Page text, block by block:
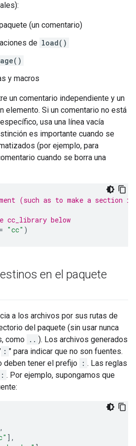
(un comentario)
de load()
y macros
un comentario independiente y un
elemento. Si un comentario no está
usa una línea vacía
es importante cuando se
(por ejemplo, para
cuando se borra una
(such as to make a section
cc_library below
= "cc" )
en el paquete
a los archivos por sus rutas de
del paquete (sin usar nunca
como .. ). Los archivos generados
: " para indicar que no son fuentes.
deben tener el prefijo : . Las reglas
: . Por ejemplo, supongamos que
,
],